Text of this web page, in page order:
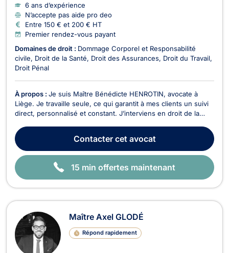
6 ans d’expérience
N’accepte pas aide pro deo
Entre 150 € et 200 € HT
Premier rendez-vous payant
Domaines de droit : Dommage Corporel et Responsabilité
civile
Droit de la Santé Droit des Assurances Droit du Travail
Droit Pénal
À propos : Je suis Maître Bénédicte HENROTIN, avocate à
Liège. Je travaille seule, ce qui garantit à mes clients un suivi
direct, personnalisé et constant. J’interviens en droit de la
assurances et droit du travail.En droit de la santé, je défends
les victimes d’erreurs médicale...
Contactercet avocat
15 min offertes maintenant
Maître Axel GLODÉ
Répond rapidement